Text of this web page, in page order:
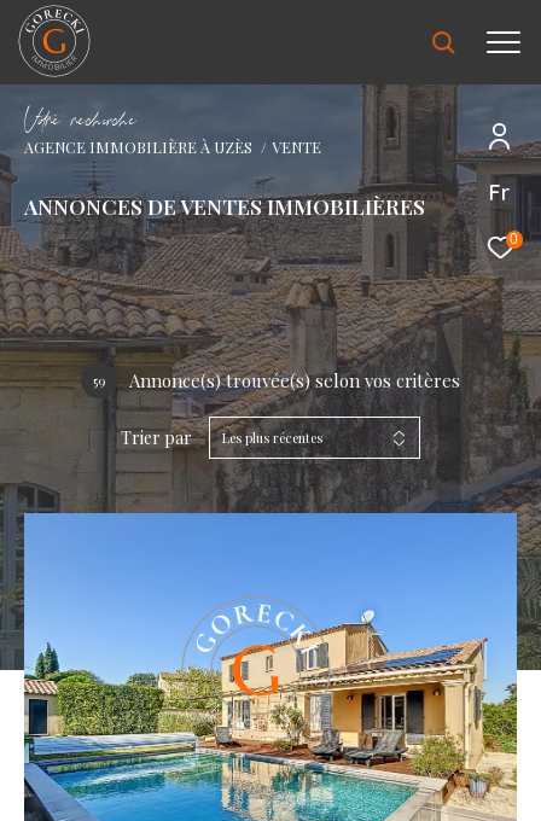
Fr
0
Vore recece
AGENCE IMMOBILIÈRE À UZÈS VENTE
ANNONCES DE VENTES IMMOBILIÈRES
59 Annonce(s) trouvée(s) selon vos critères
Trier par Les plus récentes